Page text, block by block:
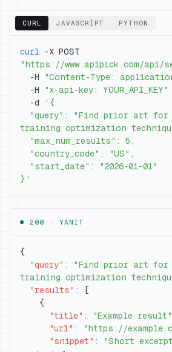
CURL JAVASCRIPT PYTHON
curl
"https://www.apipick.com/api/
  -H
"Content-Type:
  -H
"x-api-key: YOUR_API_KEY"
  -d
}'
● 200 · YANIT
{
"query" :
"Find prior art for
training optimization
"results" :
[
{
"title" : "Example result"
"url" : "https://
"snippet" :
"Short